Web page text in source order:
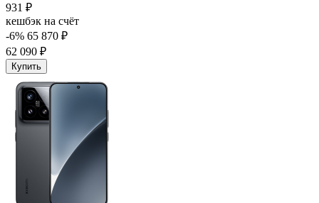
931 ₽
кешбэк на счёт
-6% 65 870 ₽
62 090 ₽
Купить